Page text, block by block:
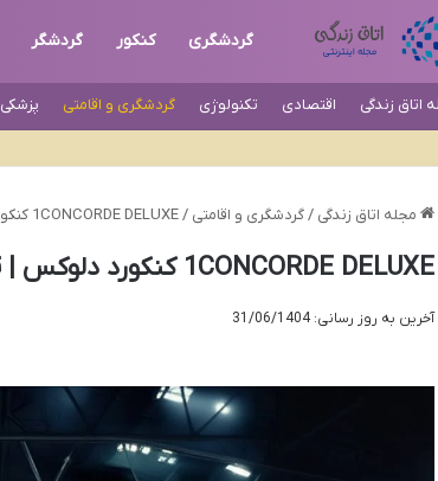
گردشگری کنکور گردشگر
اتاق زندگی اقتصادی تکنولوژی گردشگری و اقامتی پزشکی
مجله اتاق زندگی / گردشگری و اقامتی / 1CONCORDE DELUXE کنکورد دلوکس | قیمت و خرید
1CONCORDE DELUXE کنکورد دلوکس | قیمت و خرید
آخرین به روز رسانی: 31/06/1404